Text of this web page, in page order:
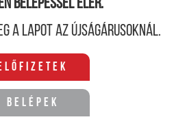
belépéssel elér.
a lapot az újságárusoknál.
Belépek